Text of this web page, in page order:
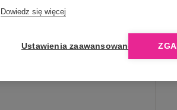
Dowiedz się więcej
Ustawienia zaawansowane